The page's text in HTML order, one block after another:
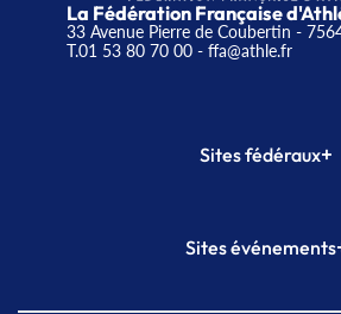
La Fédération Française
33 Avenue Pierre de Coubertin -
T.01 53 80 70 00- ffa@athle.fr
Sites fédéraux+
Plateforme
Sites événements